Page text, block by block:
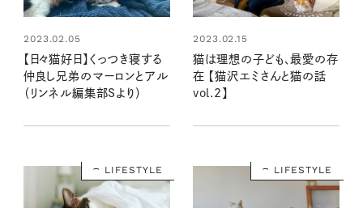
2023.02.05
【日々猫好日】くっつき寝する
仲良し兄弟のマーロンとアル
（リンネル編集部Sより）
2023.02.15
猫は理想の子ども、最愛の存
在 【猫沢エミさんと猫の話
vol.2】
LIFESTYLE LIFESTYLE